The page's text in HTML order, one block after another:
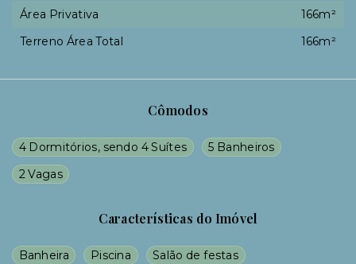
Cômodos
4 Dormitórios, sendo 4 Suítes
5 Banheiros
2 Vagas
Características do Imóvel
Banheira Piscina Salão de festas
Área Privativa
166m²
Terreno Área Total
166m²